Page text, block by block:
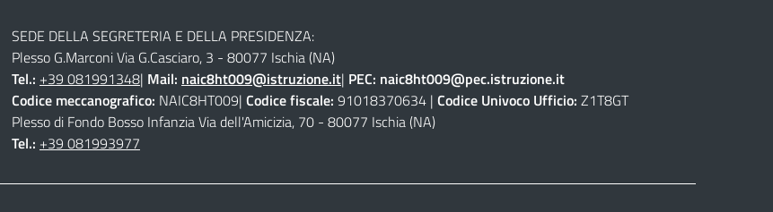
SEDE DELLA SEGRETERIA E DELLA PRESIDENZA:
Plesso G.Marconi Via G.Casciaro, 3 - 80077 Ischia (NA)
Tel.: +39 081991348| Mail: naic8ht009@istruzione.it| PEC: naic8ht009@pec.istruzione.it
Codice meccanografico: NAIC8HT009| Codice fiscale: 91018370634 | Codice Univoco Ufficio: Z1T8GT
Plesso di Fondo Bosso Infanzia Via dell'Amicizia, 70 - 80077 Ischia (NA)
Tel.: +39 081993977